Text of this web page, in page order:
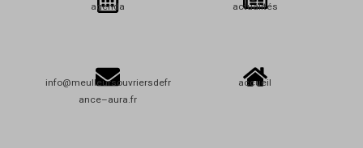
agenda actualités
info@meulleursouvriersdefr
ance–aura.fr
accueil